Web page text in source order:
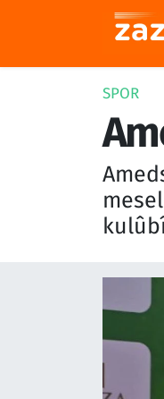
SPOR
Welat ra
Nöbetçi
Hava Durumu
Trafik Durumu
Son Dakika
Haber Arşivi